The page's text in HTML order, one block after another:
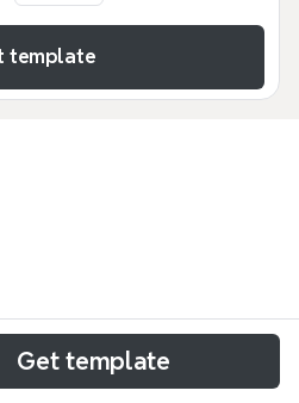
template
Get template